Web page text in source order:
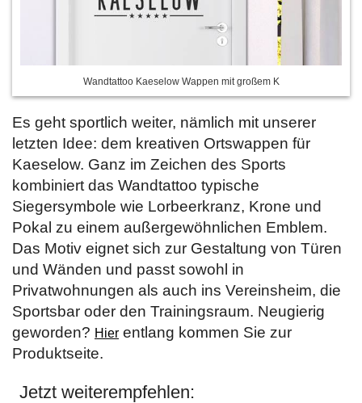
Wandtattoo Kaeselow Wappen mit großem K
Es geht sportlich weiter, nämlich mit unserer
letzten Idee: dem kreativen Ortswappen für
Kaeselow. Ganz im Zeichen des Sports
kombiniert das Wandtattoo typische
Siegersymbole wie Lorbeerkranz, Krone und
Pokal zu einem außergewöhnlichen Emblem.
Das Motiv eignet sich zur Gestaltung von Türen
und Wänden und passt sowohl in
Privatwohnungen als auch ins Vereinsheim, die
Sportsbar oder den Trainingsraum. Neugierig
geworden? Hier entlang kommen Sie zur
Produktseite.
Jetzt weiterempfehlen: